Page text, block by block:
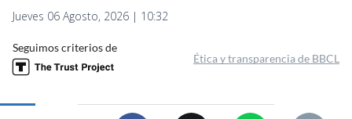
Jueves 06 Agosto, 2026 | 10:32
Seguimos criterios de
Ética y transparencia de BBCL